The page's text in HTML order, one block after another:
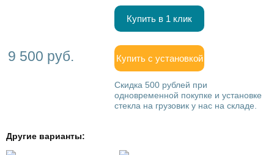
Купить в 1 клик
9 500 руб. Купить с установкой
Скидка 500 рублей при
одновременной покупке и установке
стекла на грузовик у нас на складе.
Другие варианты: